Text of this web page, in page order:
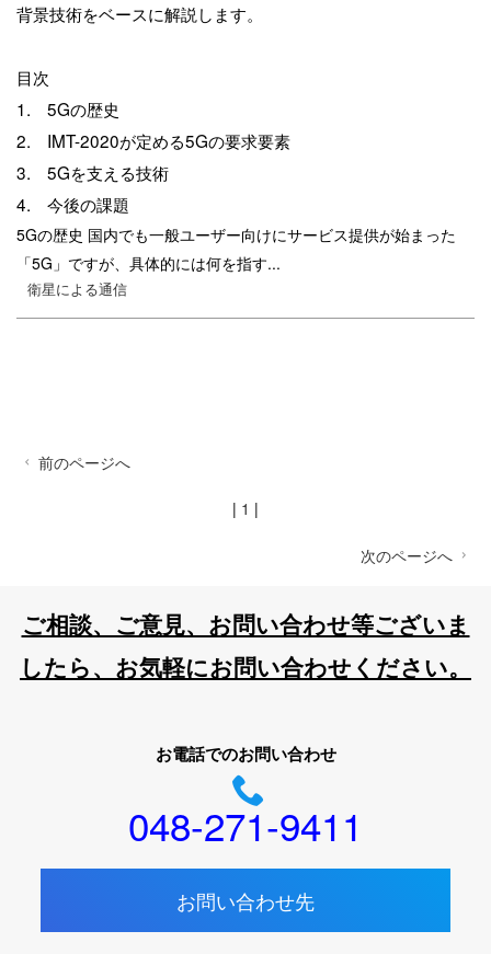
背景技術をベースに解説します。
目次
1. 5Gの歴史
2. IMT-2020が定める5Gの要求要素
3. 5Gを支える技術
4. 今後の課題
5Gの歴史 国内でも一般ユーザー向けにサービス提供が始まった
「5G」ですが、具体的には何を指す...
衛星による通信
前のページへ
| 1 |
次のページへ
ご相談、ご意見、お問い合わせ等ございま
したら、お気軽にお問い合わせください。
お電話でのお問い合わせ
048-271-9411
お問い合わせ先